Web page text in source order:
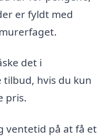
er fyldt med
det i
hvis du kun
pris.
ventetid på at få et